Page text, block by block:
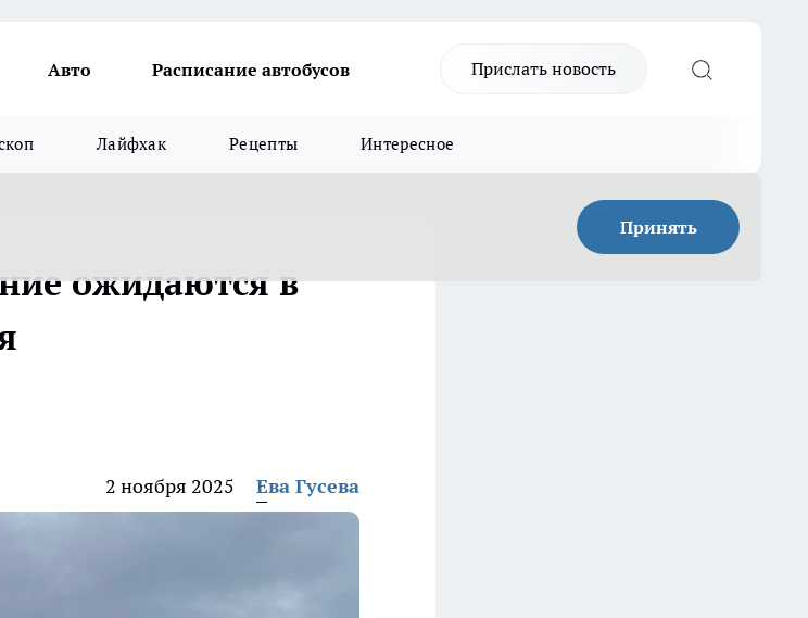
Авто Расписание автобусов Прислать новость
Лайфхак Рецепты Интересное
Принять
ожидаются в
2 ноября 2025 Ева Гусева